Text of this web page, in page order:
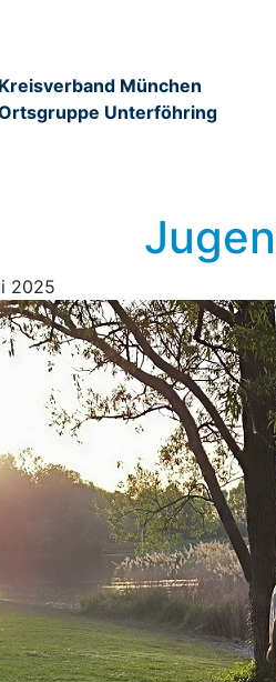
Kreisverband München
Unterföhring
2025